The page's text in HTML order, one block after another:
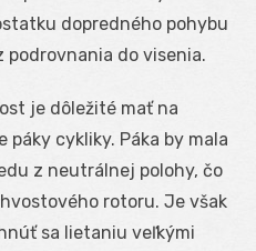
dopredného pohybu
podrovnania do visenia.
je dôležité mať na
cykliky. Páka by mala
z neutrálnej polohy, čo
rotoru. Je však
sa lietaniu veľkými